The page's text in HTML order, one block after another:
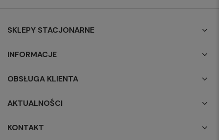
SKLEPY STACJONARNE
INFORMACJE
OBSŁUGA KLIENTA
AKTUALNOŚCI
KONTAKT